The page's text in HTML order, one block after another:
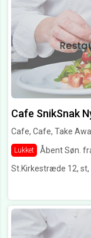
Cafe SnikSnak
Cafe, Cafe, Take
Lukket Åbent Søn.
St.Kirkestræde 12, st,